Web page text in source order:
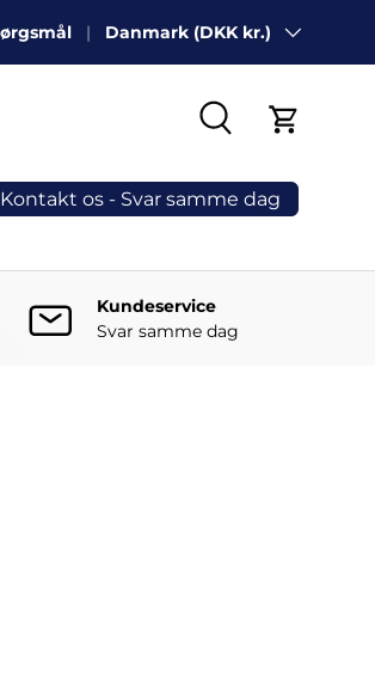
Land/Region
Danmark (DKK kr.)
Søg
Kontakt os - Svar samme dag
Kundeservice
Svar samme dag